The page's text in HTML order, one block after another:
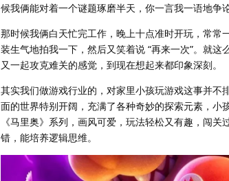
候我俩能对着一个谜题琢磨半天，你一言我一语地争
那时候我俩白天忙完工作，晚上十点准时开玩，常
装生气地拍我一下，然后又笑着说 “再来一次”。就
又一起攻克难关的感觉，到现在想起来都印象深刻。
其实我们做游戏行业的，对家里小孩玩游戏这事并不
面的世界特别开阔，充满了各种奇妙的探索元素，
《马里奥》系列，画风可爱，玩法轻松又有趣，闯
错，能培养逻辑思维。